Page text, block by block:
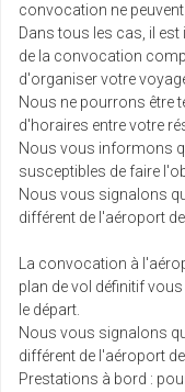
convocation ne
Dans tous les cas, il
de la convocation
d'organiser votre
Nous ne pourrons être
d'horaires entre votre
Nous vous informons
susceptibles de faire
Nous vous signalons
différent de l'aéroport
La convocation à
plan de vol définitif
le départ.
Nous vous signalons
différent de l'aéroport
Prestations à bord :